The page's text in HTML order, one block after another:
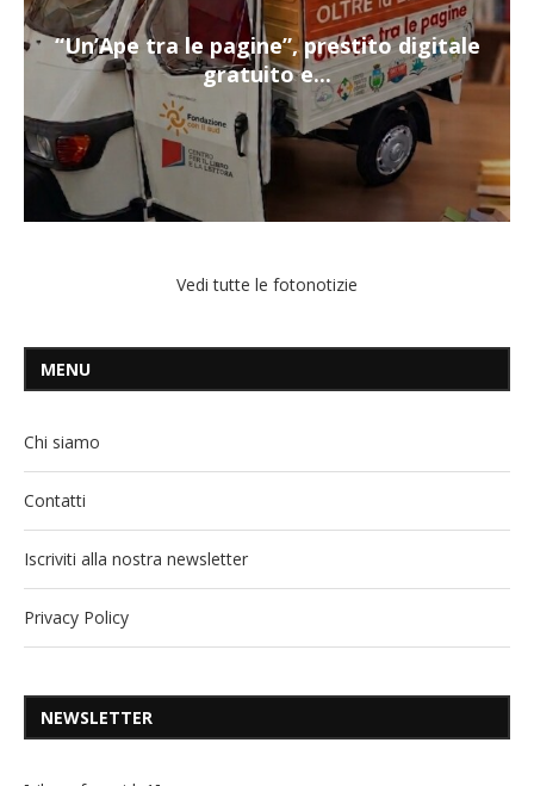
“Un’Ape tra le pagine”, prestito digitale
gratuito e...
Vedi tutte le fotonotizie
MENU
Chi siamo
Contatti
Iscriviti alla nostra newsletter
Privacy Policy
NEWSLETTER